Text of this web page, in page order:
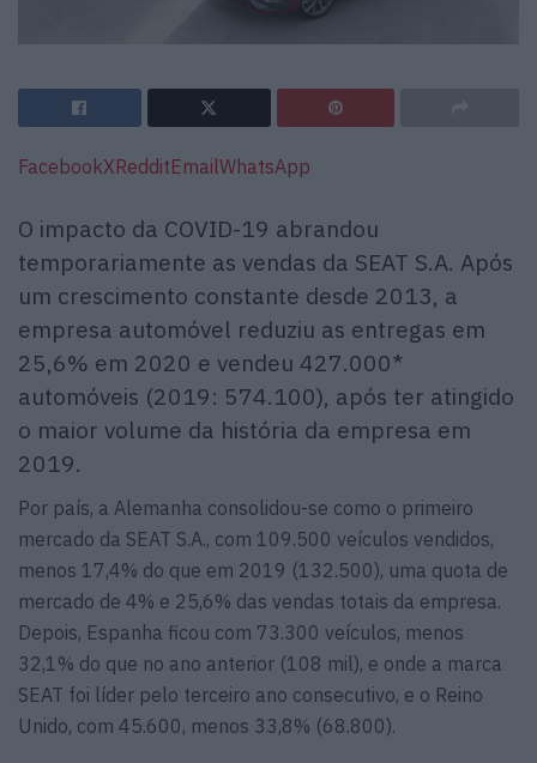
FacebookXRedditEmailWhatsApp
O impacto da COVID-19 abrandou
temporariamente as vendas da SEAT S.A. Após
um crescimento constante desde 2013, a
empresa automóvel reduziu as entregas em
25,6% em 2020 e vendeu 427.000*
automóveis (2019: 574.100), após ter atingido
o maior volume da história da empresa em
2019.
Por país, a Alemanha consolidou-se como o primeiro
mercado da SEAT S.A., com 109.500 veículos vendidos,
menos 17,4% do que em 2019 (132.500), uma quota de
mercado de 4% e 25,6% das vendas totais da empresa.
Depois, Espanha ficou com 73.300 veículos, menos
32,1% do que no ano anterior (108 mil), e onde a marca
SEAT foi líder pelo terceiro ano consecutivo, e o Reino
Unido, com 45.600, menos 33,8% (68.800).